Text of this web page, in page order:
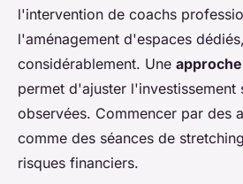
l'intervention de coachs
l'aménagement d'espaces
considérablement. Une
permet d'ajuster l'investissement
observées. Commencer par des
comme des séances de
risques financiers.